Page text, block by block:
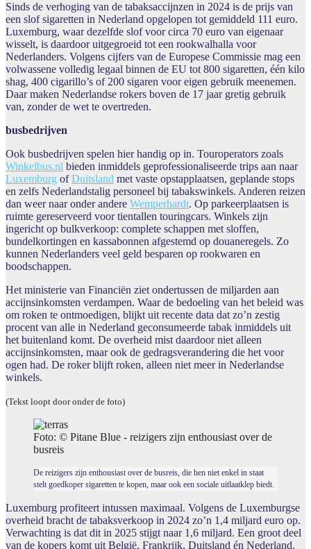
Sinds de verhoging van de tabaksaccijnzen in 2024 is de prijs van
een slof sigaretten in Nederland opgelopen tot gemiddeld 111 euro.
Luxemburg, waar dezelfde slof voor circa 70 euro van eigenaar
wisselt, is daardoor uitgegroeid tot een rookwalhalla voor
Nederlanders. Volgens cijfers van de Europese Commissie mag een
volwassene volledig legaal binnen de EU tot 800 sigaretten, één kilo
shag, 400 cigarillo’s of 200 sigaren voor eigen gebruik meenemen.
Daar maken Nederlandse rokers boven de 17 jaar gretig gebruik
van, zonder de wet te overtreden.
busbedrijven
Ook busbedrijven spelen hier handig op in. Touroperators zoals
Winkelbus.nl bieden inmiddels geprofessionaliseerde trips aan naar
Luxemburg ofDuitsland met vaste opstapplaatsen, geplande stops
en zelfs Nederlandstalig personeel bij tabakswinkels. Anderen reizen
dan weer naar onder andere Wemperhardt. Op parkeerplaatsen is
ruimte gereserveerd voor tientallen touringcars. Winkels zijn
ingericht op bulkverkoop: complete schappen met sloffen,
bundelkortingen en kassabonnen afgestemd op douaneregels. Zo
kunnen Nederlanders veel geld besparen op rookwaren en
boodschappen.
Het ministerie van Financiën ziet ondertussen de miljarden aan
accijnsinkomsten verdampen. Waar de bedoeling van het beleid was
om roken te ontmoedigen, blijkt uit recente data dat zo’n zestig
procent van alle in Nederland geconsumeerde tabak inmiddels uit
het buitenland komt. De overheid mist daardoor niet alleen
accijnsinkomsten, maar ook de gedragsverandering die het voor
ogen had. De roker blijft roken, alleen niet meer in Nederlandse
winkels.
(Tekst loopt door onder de foto)
Foto: © Pitane Blue - reizigers zijn enthousiast over de
busreis
De reizigers zijn enthousiast over de busreis, die hen niet enkel in staat
stelt goedkoper sigaretten te kopen, maar ook een sociale uitlaatklep biedt.
Luxemburg profiteert intussen maximaal. Volgens de Luxemburgse
overheid bracht de tabaksverkoop in 2024 zo’n 1,4 miljard euro op.
Verwachting is dat dit in 2025 stijgt naar 1,6 miljard. Een groot deel
van de kopers komt uit België, Frankrijk, Duitsland én Nederland.